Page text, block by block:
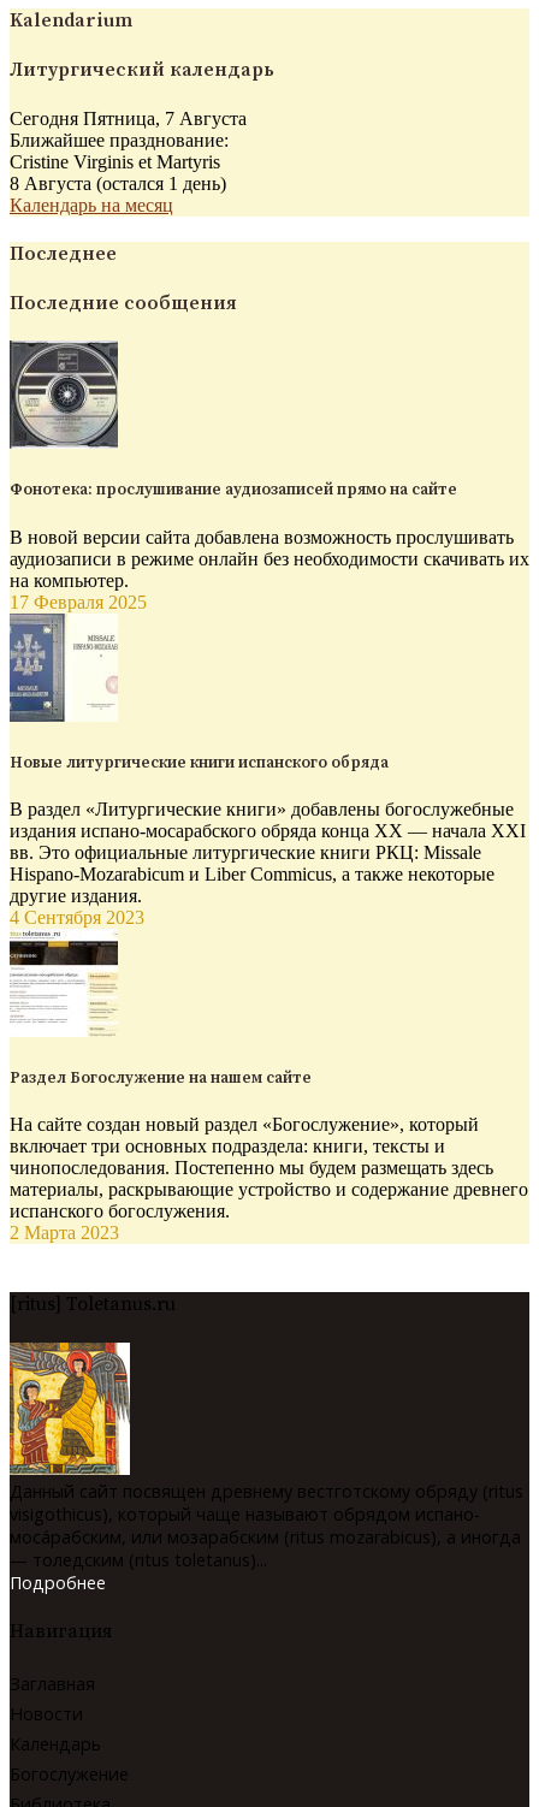
Kalendarium
Литургический календарь
Сегодня Пятница, 7 Августа
Ближайшее празднование:
Cristine Virginis et Martyris
8 Августа (остался 1 день)
Календарь на месяц
Последнее
Последние сообщения
Фонотека: прослушивание аудиозаписей прямо на сайте
В новой версии сайта добавлена возможность прослушивать
аудиозаписи в режиме онлайн без необходимости скачивать их
на компьютер.
17 Февраля 2025
Новые литургические книги испанского обряда
В раздел «Литургические книги» добавлены богослужебные
издания испано-мосарабского обряда конца XX — начала XXI
вв. Это официальные литургические книги РКЦ: Missale
Hispano-Mozarabicum и Liber Commicus, а также некоторые
другие издания.
4 Сентября 2023
Раздел Богослужение на нашем сайте
На сайте создан новый раздел «Богослужение», который
включает три основных подраздела: книги, тексты и
чинопоследования. Постепенно мы будем размещать здесь
материалы, раскрывающие устройство и содержание древнего
испанского богослужения.
2 Марта 2023
[ritus] Toletanus.ru
Данный сайт посвящен древнему вестготскому обряду (ritus
visigothicus), который чаще называют обрядом испано-
мосáрабским, или мозарабским (ritus mozarabicus), а иногда
— толедским (ritus toletanus)...
Подробнее
Навигация
Заглавная
Новости
Календарь
Богослужение